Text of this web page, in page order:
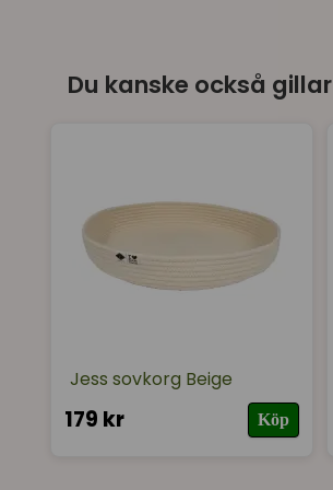
Du kanske också gillar
Jess sovkorg Beige
179 kr Köp